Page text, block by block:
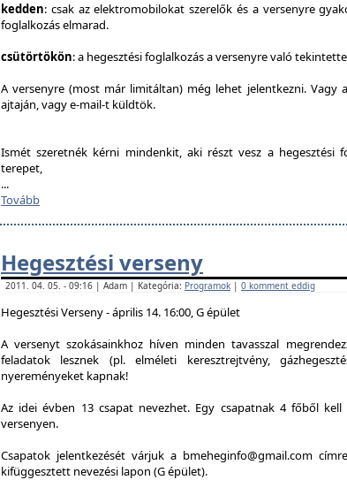
kedden: csak az elektromobilokat szerelők és a versenyre
foglalkozás elmarad.
csütörtökön: a hegesztési foglalkozás a versenyre való
A versenyre (most már limitáltan) még lehet jelentkezni.
ajtaján, vagy e-mail-t küldtök.
Ismét szeretnék kérni mindenkit, aki részt vesz a hegesztési
terepet,
...
Tovább
Hegesztési verseny
2011. 04. 05. - 09:16 | Adam | Kategória: Programok | 0 komment eddig
Hegesztési Verseny - április 14. 16:00, G épület
A versenyt szokásainkhoz híven minden tavasszal
feladatok lesznek (pl. elméleti keresztrejtvény,
nyereményeket kapnak!
Az idei évben 13 csapat nevezhet. Egy csapatnak 4 főből
versenyen.
Csapatok jelentkezését várjuk a bmeheginfo@gmail.com
kifüggesztett nevezési lapon (G épület).